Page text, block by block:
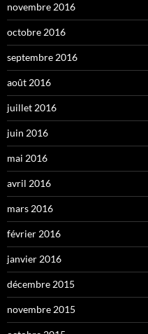
novembre 2016
octobre 2016
septembre 2016
août 2016
juillet 2016
juin 2016
mai 2016
avril 2016
mars 2016
février 2016
janvier 2016
décembre 2015
novembre 2015